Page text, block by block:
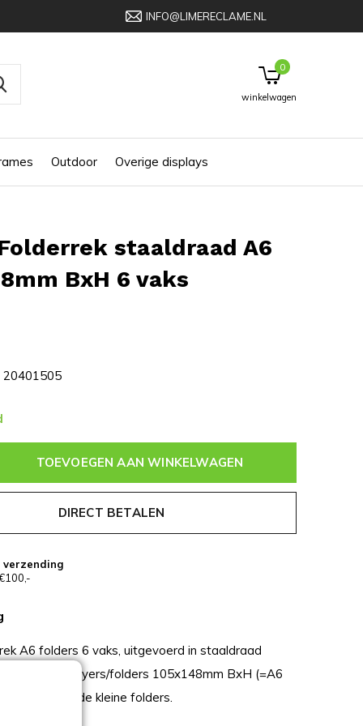
INFO@LIMERECLAME.NL
Outdoor Overige displays
winkelwagen
0
staaldraad A6
BxH 6 vaks
20401505
TOEVOEGEN AAN WINKELWAGEN
DIRECT BETALEN
verzending
A6 folders 6 vaks, uitgevoerd in staaldraad
9006. Voor flyers/folders 105x148mm BxH (=A6
6 verschillende kleine folders.